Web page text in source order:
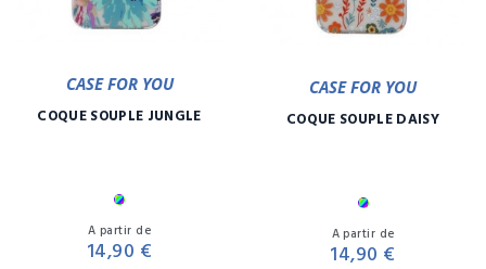
CASE FOR YOU
COQUE SOUPLE JUNGLE
Multicolore
A partir de
14,90 €
CASE FOR YOU
COQUE SOUPLE DAISY
Multicolore
A partir de
14,90 €